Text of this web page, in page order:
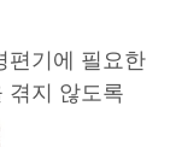
편기에 필요한
겪지 않도록